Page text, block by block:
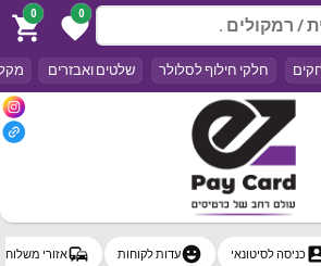
0
favorite
0
shopping_cart
חלקי חילוף לסלולר שלטים ואבזרים
כניסה לסיטונאי emoji_emotionsעדות לקוחות commuteאזורי משלוח